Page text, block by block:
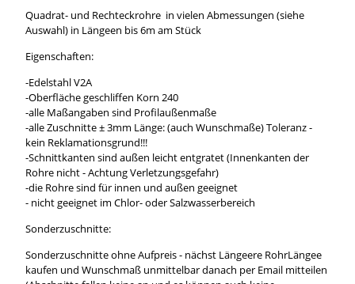
Quadrat- und Rechteckrohre in vielen Abmessungen (siehe
Auswahl) in Längeen bis 6m am Stück
Eigenschaften:
-Edelstahl V2A
-Oberfläche geschliffen Korn 240
-alle Maßangaben sind Profilaußenmaße
-alle Zuschnitte ± 3mm Länge: (auch Wunschmaße) Toleranz -
kein Reklamationsgrund!!!
-Schnittkanten sind außen leicht entgratet (Innenkanten der
Rohre nicht - Achtung Verletzungsgefahr)
-die Rohre sind für innen und außen geeignet
- nicht geeignet im Chlor- oder Salzwasserbereich
Sonderzuschnitte:
Sonderzuschnitte ohne Aufpreis - nächst Längeere RohrLängee
kaufen und Wunschmaß unmittelbar danach per Email mitteilen